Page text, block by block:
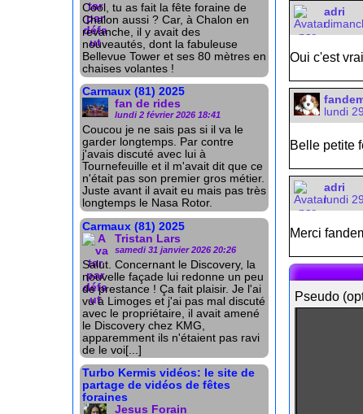
Cool, tu as fait la fête foraine de
Chalon aussi ? Car, à Chalon en
revanche, il y avait des
nouveautés, dont la fabuleuse
Bellevue Tower et ses 80 mètres en
chaises volantes !
Carmaux (81) 2025
fan de rides
lundi 2 février 2026 18:41
Coucou je ne sais pas si il va le
garder longtemps. Par contre
j'avais discuté avec lui à
Tournefeuille et il m'avait dit que ce
n'était pas son premier gros métier.
Juste avant il avait eu mais pas très
longtemps le Nasa Rotor.
Carmaux (81) 2025
Tristan Lars
samedi 31 janvier 2026 20:26
Salut. Concernant le Discovery, la
nouvelle façade lui redonne un peu
de prestance ! Ça fait plaisir. Je l'ai
vu à Limoges et j'ai pas mal discuté
avec le propriétaire, il avait amené
le Discovery chez KMG,
apparemment ils n'étaient pas ravi
de le voi[...]
Turbo Kermis vidéos: le site de
partage de vidéos de fêtes
foraines
Jesus Forain
adri
Oui c'est
lundi
Belle petite
adri
lundi
Merci
Pseudo